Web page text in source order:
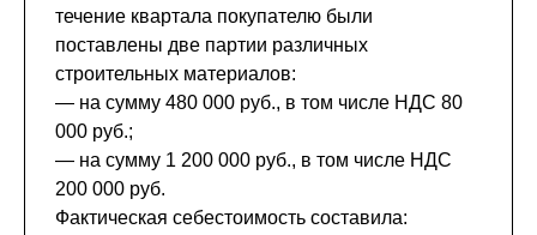
течение квартала покупателю были
поставлены две партии различных
строительных материалов:
— на сумму 480 000 руб., в том числе НДС 80
000 руб.;
— на сумму 1 200 000 руб., в том числе НДС
200 000 руб.
Фактическая себестоимость составила: